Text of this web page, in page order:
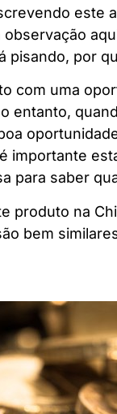
este
observação
pisando, por
com uma
entanto,
importante
para saber
produto na
bem